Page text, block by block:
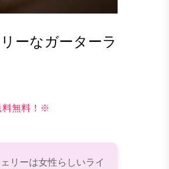
ーなガーターラ
料無料！※
リーは女性らしいライ